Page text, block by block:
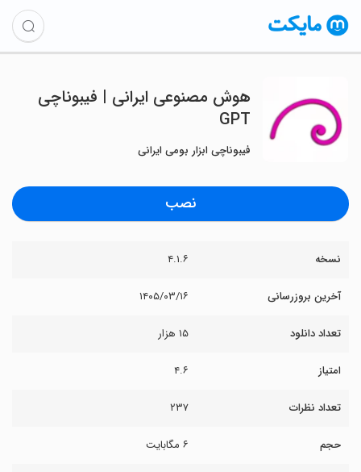
‏‏‏‏‏‏‏‏‏‏‏‏‏‏‏‏‏‏‏‏‏‏‏‏‏‏‏‏‏‏‏‏‏‏‏‏‏هوش مصنوعی ایرانی | فیبوناچی
GPT
فیبوناچی ابزار بومی ایرانی
نصب
نسخه ۴.۱.۶
آخرین بروزرسانی ۱۴۰۵/۰۳/۱۶
تعداد دانلود ۱۵ هزار
امتیاز ۴.۶
تعداد نظرات ۲۳۷
حجم ۶ مگابایت